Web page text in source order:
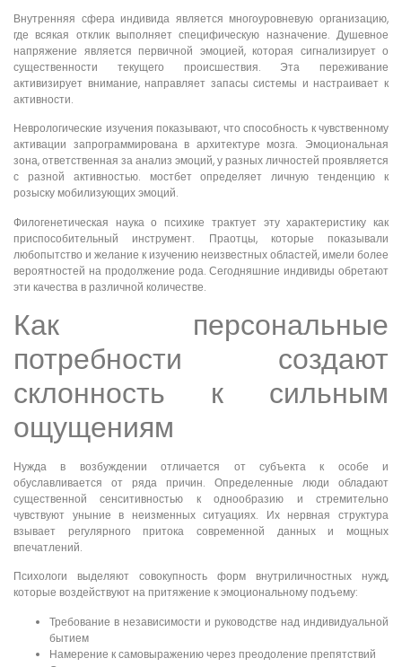
Внутренняя сфера индивида является многоуровневую организацию,
где всякая отклик выполняет специфическую назначение. Душевное
напряжение является первичной эмоцией, которая сигнализирует о
существенности текущего происшествия. Эта переживание
активизирует внимание, направляет запасы системы и настраивает к
активности.
Неврологические изучения показывают, что способность к чувственному
активации запрограммирована в архитектуре мозга. Эмоциональная
зона, ответственная за анализ эмоций, у разных личностей проявляется
с разной активностью. мостбет определяет личную тенденцию к
розыску мобилизующих эмоций.
Филогенетическая наука о психике трактует эту характеристику как
приспособительный инструмент. Праотцы, которые показывали
любопытство и желание к изучению неизвестных областей, имели более
вероятностей на продолжение рода. Сегодняшние индивиды обретают
эти качества в различной количестве.
Как персональные
потребности создают
склонность к сильным
ощущениям
Нужда в возбуждении отличается от субъекта к особе и
обуславливается от ряда причин. Определенные люди обладают
существенной сенситивностью к однообразию и стремительно
чувствуют уныние в неизменных ситуациях. Их нервная структура
взывает регулярного притока современной данных и мощных
впечатлений.
Психологи выделяют совокупность форм внутриличностных нужд,
которые воздействуют на притяжение к эмоциональному подъему:
Требование в независимости и руководстве над индивидуальной
бытием
Намерение к самовыражению через преодоление препятствий